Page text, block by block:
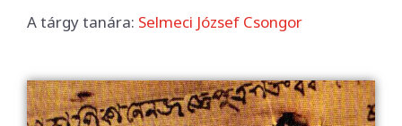
A tárgy tanára: Selmeci József Csongor